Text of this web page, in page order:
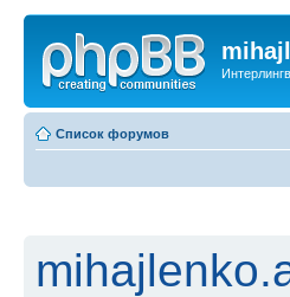
Список форумов